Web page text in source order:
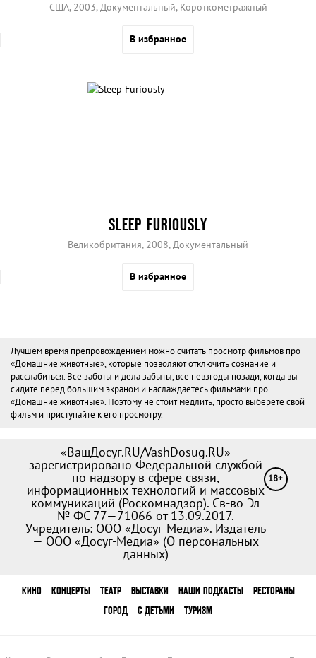
США, 2003, Документальный, Короткометражный
В избранное
SLEEP FURIOUSLY
Великобритания, 2008, Документальный
В избранное
Лучшем время препровождением можно считать просмотр фильмов про
«Домашние животные», которые позволяют отключить сознание и
расслабиться. Все заботы и дела забыты, все невзгоды позади, когда вы
сидите перед большим экраном и наслаждаетесь фильмами про
«Домашние животные». Поэтому не стоит медлить, просто выберете свой
фильм и приступайте к его просмотру.
«ВашДосуг.RU/VashDosug.RU»
зарегистрировано Федеральной службой
по надзору в сфере связи,
информационных технологий и массовых
коммуникаций (Роскомнадзор). Св-во Эл
№ ФС 77—71066 от 13.09.2017.
Учредитель: ООО «Досуг-Медиа». Издатель
— ООО «Досуг-Медиа» (О персональных
данных)
18+
КИНО КОНЦЕРТЫ ТЕАТР ВЫСТАВКИ НАШИ ПОДКАСТЫ
РЕСТОРАНЫ
ГОРОД
С ДЕТЬМИ ТУРИЗМ